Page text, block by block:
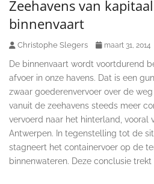
Zeehavens van
binnenvaart
Christophe Slegers maart 31, 2014
De binnenvaart wordt voortdurend
afvoer in onze havens. Dat is een
zwaar goederenvervoer over de
vanuit de zeehavens steeds meer
vervoerd naar het hinterland, vooral
Antwerpen. In tegenstelling tot de
stagneert het containervoer op de
binnenwateren. Deze conclusie